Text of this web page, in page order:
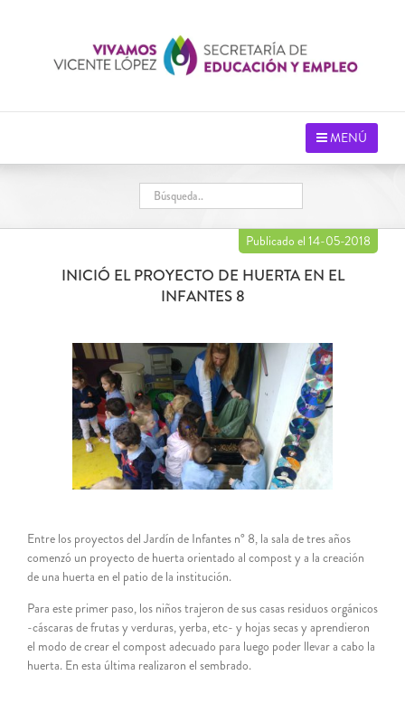
MENÚ
Publicado el 14-05-2018
INICIÓ EL PROYECTO DE HUERTA EN EL
INFANTES 8
Entre los proyectos del Jardín de Infantes n° 8, la sala de tres años
comenzó un proyecto de huerta orientado al compost y a la creación
de una huerta en el patio de la institución.
Para este primer paso, los niños trajeron de sus casas residuos orgánicos
-cáscaras de frutas y verduras, yerba, etc- y hojas secas y aprendieron
el modo de crear el compost adecuado para luego poder llevar a cabo la
huerta. En esta última realizaron el sembrado.